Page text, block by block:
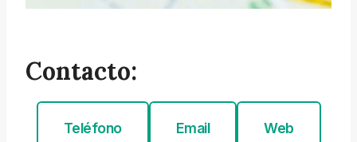
Contacto:
Teléfono Email Web